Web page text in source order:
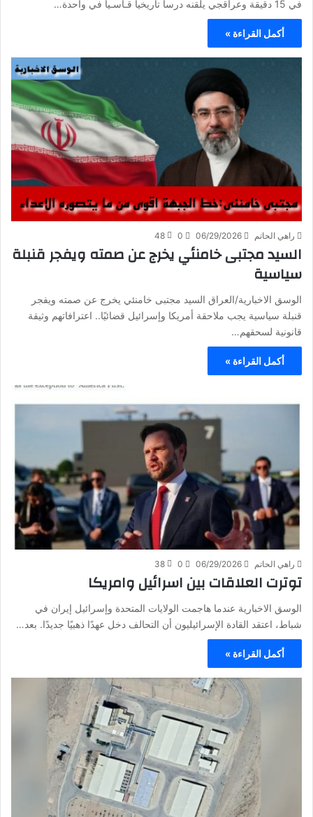
في 15 دقيقة وعراقجي يلقنه درساً تاريخياً قـاسـياً في واحدة…
أكمل القراءة »
راهي الحاتم 06/29/2026
0
48
السيد مجتبى خامنئي يخرج عن صمته ويفجر قنبلة
سياسية
الوسق الاخبارية/العراق السيد مجتبى خامنئي يخرج عن صمته ويفجر
قنبلة سياسية يجب ملاحقة أمريكا وإسرائيل قضائيًا.. اعترافاتهم وثيقة
قانونية لسحقهم…
أكمل القراءة »
راهي الحاتم 06/29/2026
0
38
توترت العلاقات بين اسرائيل وامريكا
الوسق الاخبارية عندما هاجمت الولايات المتحدة وإسرائيل إيران في
شباط، اعتقد القادة الإسرائيليون أن التحالف دخل عهدًا ذهبيًا جديدًا. بعد…
أكمل القراءة »